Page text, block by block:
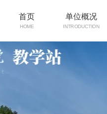
首页
HOME
单位概况
INTRODUCTION